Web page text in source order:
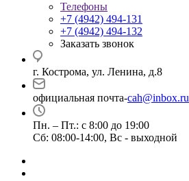
Телефоны
+7 (4942) 494-131
+7 (4942) 494-132
Заказать звонок
г. Кострома, ул. Ленина, д.8
официальная почта-cah@inbox.ru
Пн. – Пт.: с 8:00 до 19:00
Сб: 08:00-14:00, Вс - выходной